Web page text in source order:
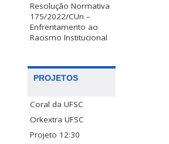
Resolução Normativa
175/2022/CUn –
Enfrentamento ao
Racismo Institucional
PROJETOS
Coral da UFSC
Orkextra UFSC
Projeto 12:30